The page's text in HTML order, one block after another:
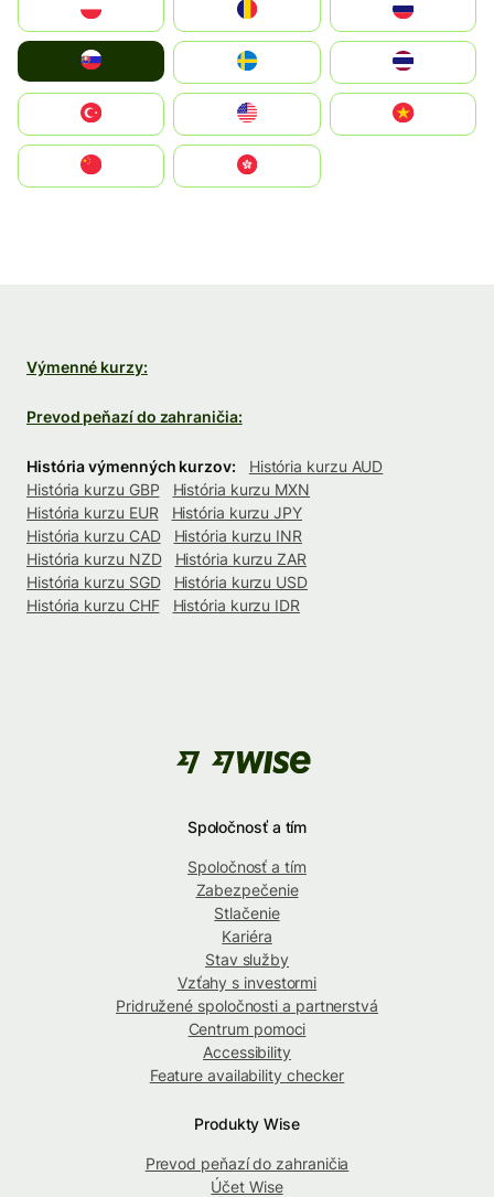
United States
中國香港特別行政區
Výmenné kurzy:
Prevod peňazí do zahraničia:
História výmenných kurzov:
História kurzu AUD
História kurzu GBP
História kurzu MXN
História kurzu EUR
História kurzu JPY
História kurzu CAD
História kurzu INR
História kurzu NZD
História kurzu ZAR
História kurzu SGD
História kurzu USD
História kurzu CHF
História kurzu IDR
Spoločnosť a tím
Spoločnosť a tím
Zabezpečenie
Stlačenie
Kariéra
Stav služby
Vzťahy s investormi
Pridružené spoločnosti a partnerstvá
Centrum pomoci
Accessibility
Feature availability checker
Produkty Wise
Prevod peňazí do zahraničia
Účet Wise